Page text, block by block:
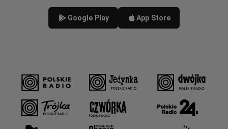
Google Play App Store